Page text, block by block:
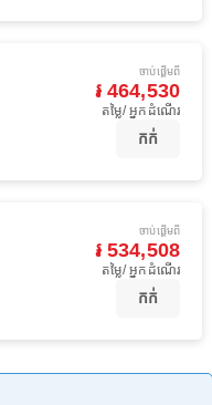
ចាប់ផ្ដើមពី
៛ 464,530
តម្លៃ/ អ្នកដំណើរ
កក់
ចាប់ផ្ដើមពី
៛ 534,508
តម្លៃ/ អ្នកដំណើរ
កក់